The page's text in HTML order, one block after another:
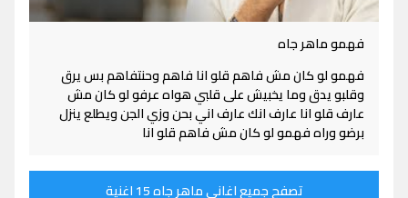
فهمو ماهر جاه
فهمو لو كان مش فاهم قلو انا فاهم وحنتفاهم بس يرق
وقلبو يدق وما يخبيش على قلبي هواه عرفو لو كان مش
عارف قلو انا عارف انك عارف اني بحن وزي الجن ويطلع ينزل
برضو وراه فهمو لو كان مش فاهم قلو انا
تصفح جميع اغاني ماهر جاه 15 اغنية